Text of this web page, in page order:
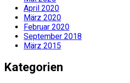
April 2020
März 2020
Februar 2020
September 2018
März 2015
Kategorien